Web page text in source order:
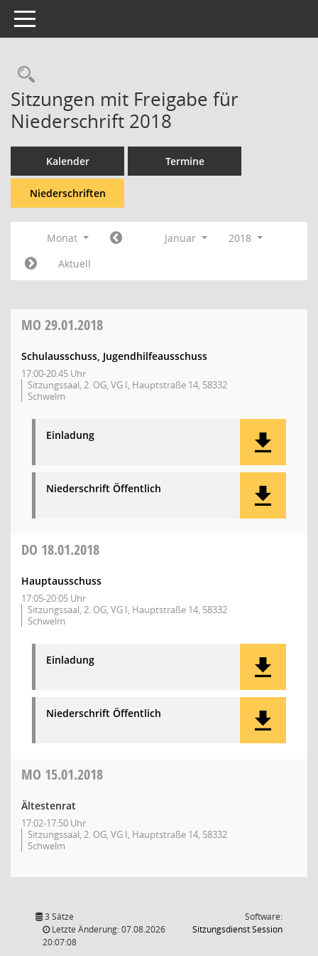
Toggle navigation
Rechercheauswahl
Sitzungen mit Freigabe für
Niederschrift 2018
Kalender Termine
Niederschriften
Monat Januar
2018
Aktuell
MO 29.01.2018
Schulausschuss, Jugendhilfeausschuss
17:00-20:45 Uhr
Sitzungssaal, 2. OG, VG I, Hauptstraße 14, 58332
Schwelm
Einladung
Niederschrift Öffentlich
DO 18.01.2018
Hauptausschuss
17:05-20:05 Uhr
Sitzungssaal, 2. OG, VG I, Hauptstraße 14, 58332
Schwelm
Einladung
Niederschrift Öffentlich
MO 15.01.2018
Ältestenrat
17:02-17:50 Uhr
Sitzungssaal, 2. OG, VG I, Hauptstraße 14, 58332
Schwelm
3 Sätze
Letzte Änderung: 07.08.2026
20:07:08
Software:
SitzungsdienstSession(Wird in